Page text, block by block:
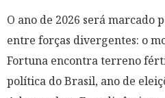
O ano de 2026 será marcado
entre forças divergentes: o
Fortuna encontra terreno
política do Brasil, ano de